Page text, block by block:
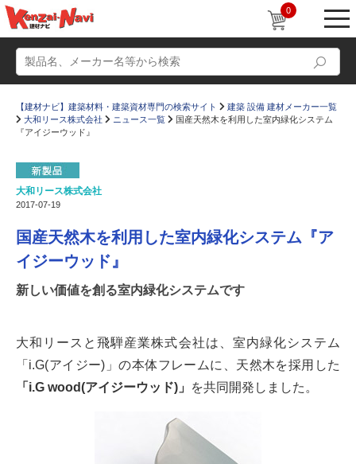
0
動画
かたなび コラム
すまいリング
Q＆A 販売・施工代理店募集
【建材ナビ】建築材料・建築資材専門の検索サイト
建築 設備 建材メーカー一覧
大和リース株式会社
ニュース一覧
国産天然木を利用した室内緑化システム
『アイジーウッド』
大和リース株式会社
2017-07-19
国産天然木を利用した室内緑化システム『ア
イジーウッド』
新しい価値を創る室内緑化システムです
大和リースと飛騨産業株式会社は、室内緑化システム
「i.G(アイジー)」の本体フレームに、天然木を採用した
「i.G wood(アイジーウッド)」
を共同開発しました。